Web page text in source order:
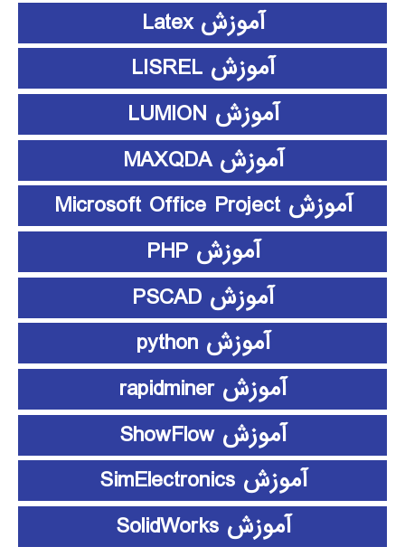
آموزش Latex
آموزش LISREL
آموزش LUMION
آموزش MAXQDA
آموزش Microsoft Office Project
آموزش PHP
آموزش PSCAD
آموزش python
آموزش rapidminer
آموزش ShowFlow
آموزش SimElectronics
آموزش SolidWorks